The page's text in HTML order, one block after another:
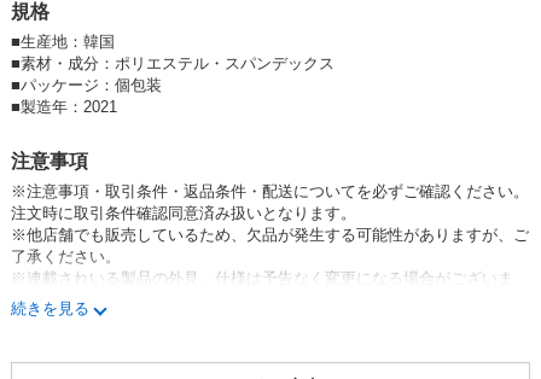
規格
■生産地：韓国
■素材・成分：ポリエステル・スパンデックス
■パッケージ：個包装
■製造年：2021
注意事項
※注意事項・取引条件・返品条件・配送についてを必ずご確認ください。
注文時に取引条件確認同意済み扱いとなります。
※他店舗でも販売しているため、欠品が発生する可能性がありますが、ご
了承ください。
※連載されいる製品の外見、仕様は予告なく変更になる場合がございま
す。ご了承ください。
※1点につき1枚となります。両腕に使用の場合は2点必要となります。
続きを見る